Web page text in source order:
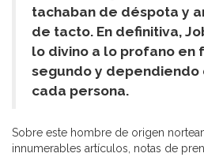
tachaban de déspota y
de tacto. En definitiva,
lo divino a lo profano en
segundo y dependiendo
cada persona.
Sobre este hombre de origen
innumerables artículos, notas de